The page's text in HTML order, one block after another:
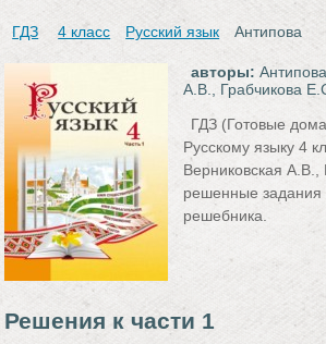
ГДЗ 4 класс Русский язык Антипова
авторы:
А.В., Грабчикова
ГДЗ (Готовые
Русскому языку 4
Верниковская А.В.,
решенные задания
решебника.
Решения к части 1